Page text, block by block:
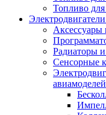
Топливо
Аксессуары
Радиаторы
Сенсорные
авиамоделей